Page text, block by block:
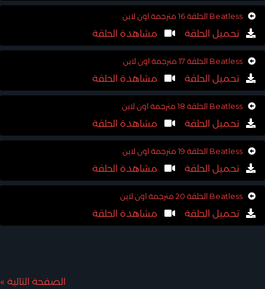
Beatless الحلقة 16 مترجمة اون لاين
تحميل الحلقة مشاهدة الحلقة
Beatless الحلقة 17 مترجمة اون لاين
تحميل الحلقة مشاهدة الحلقة
Beatless الحلقة 18 مترجمة اون لاين
تحميل الحلقة مشاهدة الحلقة
Beatless الحلقة 19 مترجمة اون لاين
تحميل الحلقة مشاهدة الحلقة
Beatless الحلقة 20 مترجمة اون لاين
تحميل الحلقة مشاهدة الحلقة
الصفحة التالية »